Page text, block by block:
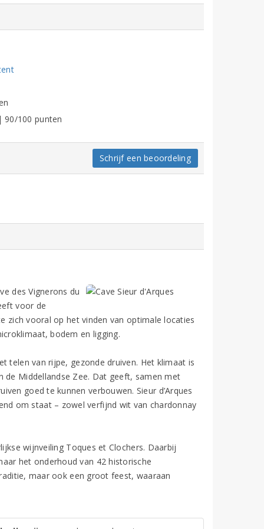
90/100 punten
Schrijf een beoordeling
des Vignerons du
voor de
zich vooral op het vinden van optimale locaties
bodem en ligging.
telen van rijpe, gezonde druiven. Het klimaat is
de Middellandse Zee. Dat geeft, samen met
goed te kunnen verbouwen. Sieur d’Arques
om staat – zowel verfijnd wit van chardonnay
wijnveiling Toques et Clochers. Daarbij
het onderhoud van 42 historische
maar ook een groot feest, waaraan